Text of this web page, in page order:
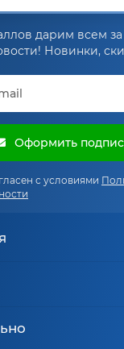
дарим всем
Новинки,
Оформить
с условиями